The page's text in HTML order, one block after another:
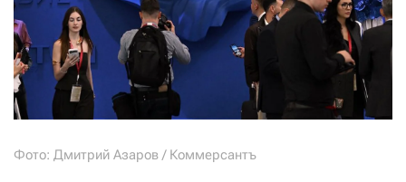
Фото: Дмитрий Азаров / Коммерсантъ